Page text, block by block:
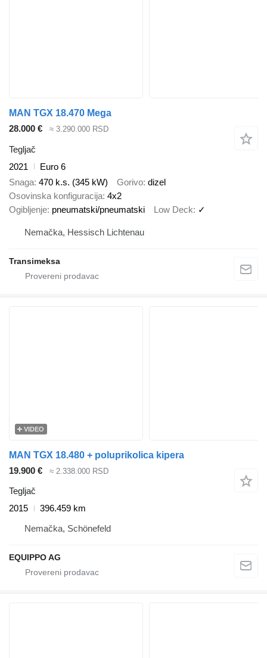
MAN TGX 18.470 Mega
28.000 €
≈ 3.290.000 RSD
Tegljač
2021
Euro 6
Snaga 470 k.s. (345 kW) Gorivo dizel
Osovinska konfiguracija 4x2
Ogibljenje pneumatski/pneumatski Low Deck ✓
Nemačka, Hessisch Lichtenau
Transimeksa
VIDEO
MAN TGX 18.480 + poluprikolica kipera
19.900 €
≈ 2.338.000 RSD
Tegljač
2015
396.459 km
Nemačka, Schönefeld
EQUIPPO AG